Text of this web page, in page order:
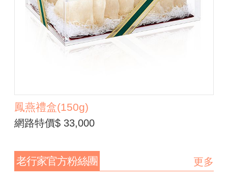
鳳燕禮盒(150g)
網路特價$ 33,000
老行家官方粉絲團 更多